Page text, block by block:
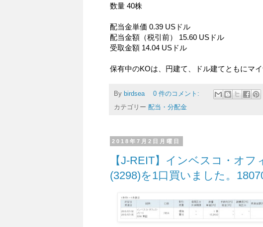
数量 40株
配当金単価 0.39 USドル
配当金額（税引前） 15.60 USドル
受取金額 14.04 USドル
保有中のKOは、円建て、ドル建てともにマイ
By birdsea
0 件のコメント:
カテゴリー 配当・分配金
2018年7月2日月曜日
【J-REIT】インベスコ・オ
(3298)を1口買いました。